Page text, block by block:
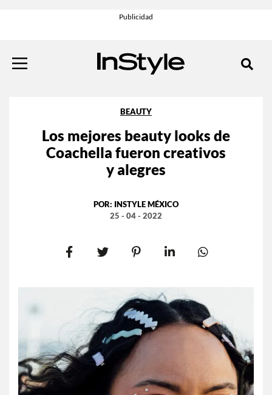
BEAUTY
Los mejores beauty looks de
Coachella fueron creativos
y alegres
POR: INSTYLE MÉXICO
25 - 04 - 2022